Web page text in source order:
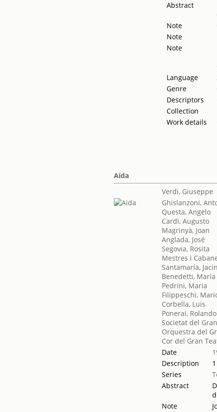
Abstract
Note
Note
Note
Language
Genre
Descriptors
Collection
Work details
Aida
Verdi, Giuseppe
Ghislanzoni,
Questa, Angelo
Cardi, Augusto
Magrinyà, Joan
Anglada, José
Segovia, Rosita
Mestres i
Santamaría,
Benedetti, María
Pedrini, Maria
Filippeschi,
Corbella, Luis
Ponerai, Rolando
Societat del
Orquestra del
Cor del Gran
Date
Description
Series
Abstract
Note